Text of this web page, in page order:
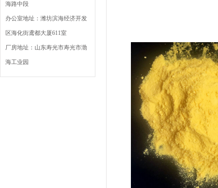
海路中段
办公室地址：潍坊滨海经济开发
区海化街鸢都大厦611室
厂房地址：山东寿光市寿光市渤
海工业园